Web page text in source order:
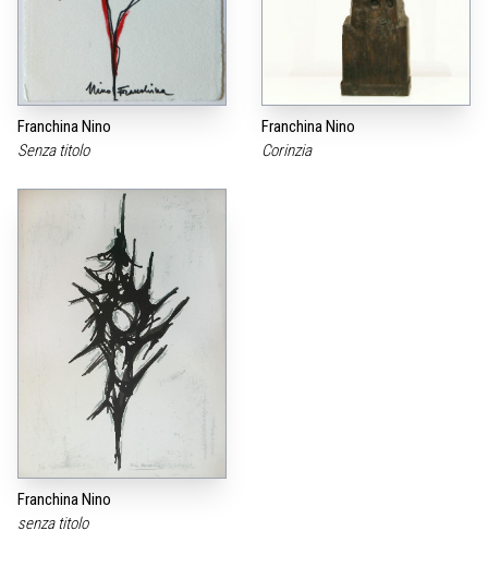
Franchina Nino
Senza titolo
Franchina Nino
Corinzia
Franchina Nino
senza titolo